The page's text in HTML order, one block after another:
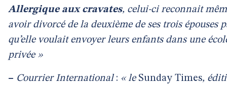
Allergique aux cravates, celui-ci reconnait
avoir divorcé de la deuxième de ses trois épouses
qu’elle voulait envoyer leurs enfants dans une
privée »
– Courrier International: « leSunday Times,